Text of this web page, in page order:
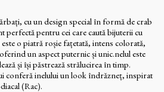
cu un design special în formă de crab
perfectă pentru cei care caută bijuterii cu
o piatră roșie fațetată, intens colorată,
un aspect puternic și unic.nelul este
și își păstrează strălucirea în timp.
conferă inelului un look îndrăzneț, inspirat
(Rac).